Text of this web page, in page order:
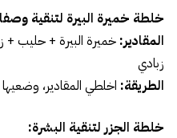
خلطة خميرة البيرة لتنقية
المقادير: خميرة البيرة + حليب
زبادي
الطريقة: اخلطي المقادير،
خلطة الجزر لتنقية البشرة: